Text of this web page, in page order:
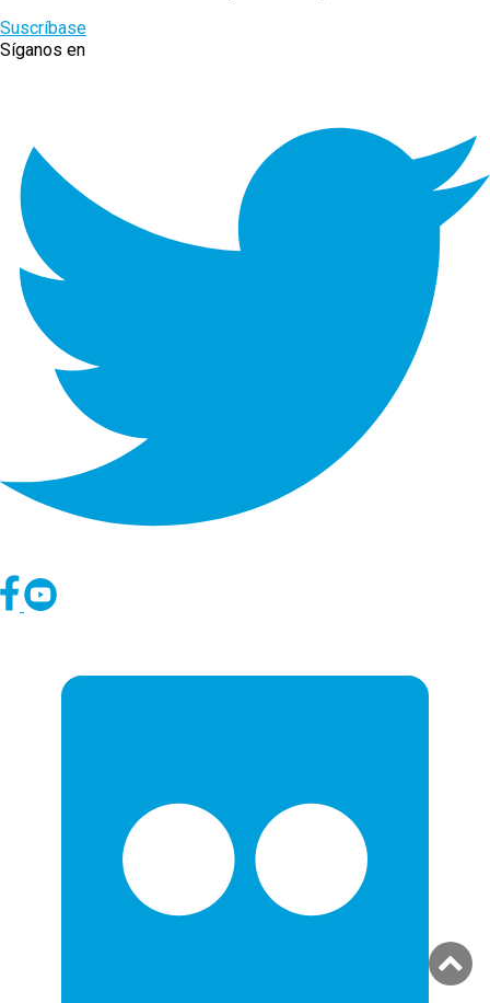
Suscríbase
Síganos en